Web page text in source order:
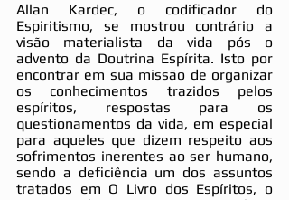
Allan Kardec, o codificador do
Espiritismo, se mostrou contrário a
visão materialista da vida pós o
advento da Doutrina Espírita. Isto por
encontrar em sua missão de organizar
os conhecimentos trazidos pelos
espíritos, respostas para os
questionamentos da vida, em especial
para aqueles que dizem respeito aos
sofrimentos inerentes ao ser humano,
sendo a deficiência um dos assuntos
tratados em O Livro dos Espíritos, o